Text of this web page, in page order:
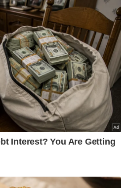
pada sepanjang
termasuk mengadakan
atas Presiden Pakistan
dua hala
Shehbaz Sharif.
bertemu beberapa
- Bernama
Harian.Klik di sini!
kaji selidik dan dapatkan
×